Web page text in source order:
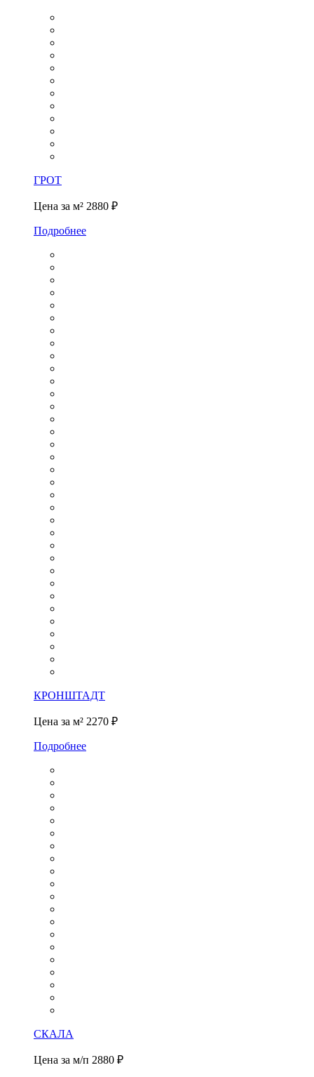
ГРОТ
Цена за м² 2880 ₽
Подробнее
КРОНШТАДТ
Цена за м² 2270 ₽
Подробнее
СКАЛА
Цена за м/п 2880 ₽